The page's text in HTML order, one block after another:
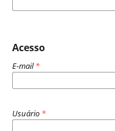
Acesso
E-mail*
Usuário *